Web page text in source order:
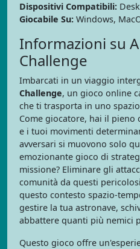
Dispositivi Compatibili:
Giocabile Su: Windows,
Informazioni su
Challenge
Imbarcati in un viaggio
Challenge, un gioco online
che ti trasporta in uno
Come giocatore, hai il
e i tuoi movimenti
avversari si muovono solo
emozionante gioco di
missione? Eliminare gli
comunità da questi
questo contesto spazio-
gestire la tua astronave,
abbattere quanti più nemici
Questo gioco offre